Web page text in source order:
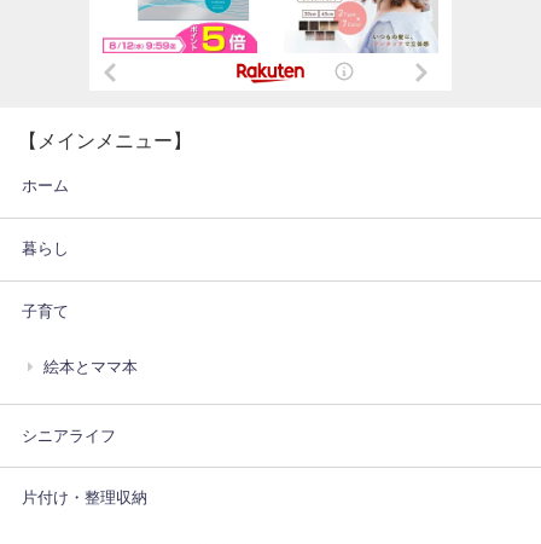
【メインメニュー】
ホーム
暮らし
子育て
絵本とママ本
シニアライフ
片付け・整理収納